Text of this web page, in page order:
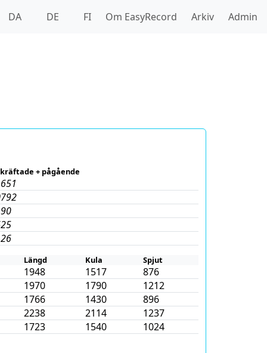
DA DE FI Om EasyRecord Arkiv Admin
+ pågående
Längd Kula Spjut
1948 1517
876
1970 1790
1212
1766 1430
896
2238 2114
1237
1723 1540 1024